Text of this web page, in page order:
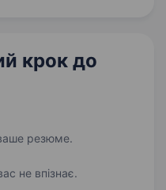
крок до
резюме.
не впізнає.